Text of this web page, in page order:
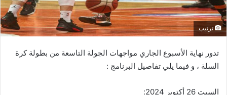
ترتيب
تدور نهاية الأسبوع الجاري مواجهات الجولة التاسعة من بطولة كرة
السلة ، و فيما يلي تفاصيل البرنامج :
السبت 26 أكتوبر 2024: